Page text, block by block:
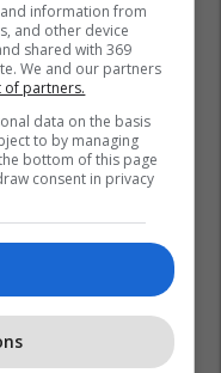
information from
and other device
shared with 369
We and our partners
of partners.
data on the basis
to by managing
bottom of this page
consent in privacy